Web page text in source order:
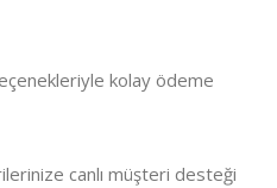
kolay ödeme
canlı müşteri desteği